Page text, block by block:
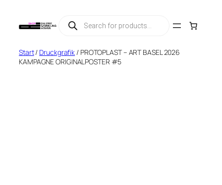
Inhalt
Products
search
Start/ Druckgrafik / PROTOPLAST – ART BASEL 2026
KAMPAGNE ORIGINALPOSTER #5